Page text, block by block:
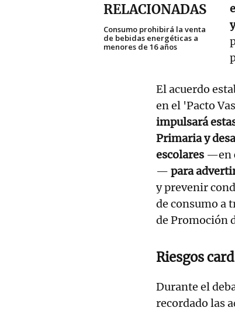
RELACIONADAS
Consumo prohibirá la venta
de bebidas energéticas a
menores de 16 años
El acuerdo
en el 'Pacto
impulsará
Primaria y
escolares —en
— para
y prevenir
de consumo a
de Promoción
Riesgos
Durante el
recordado las